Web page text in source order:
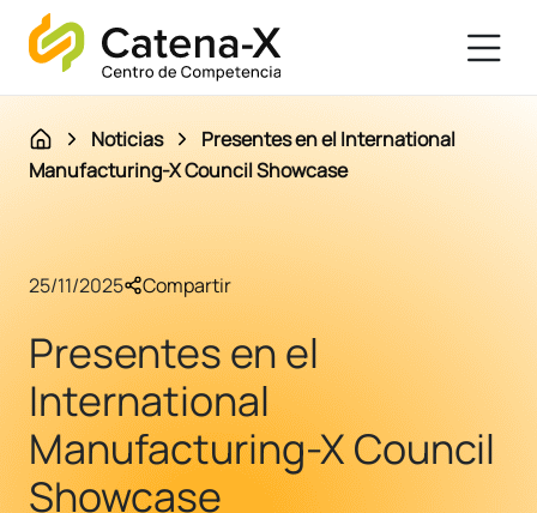
Noticias
Presentes en el International
Manufacturing-X Council Showcase
25/11/2025 Compartir
Presentes en el
International
Manufacturing-X Council
Showcase